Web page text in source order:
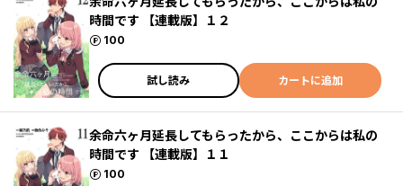
時間です 【連載版】１２
100
ポイント
試し読み カートに追加
余命六ヶ月延長してもらったから、ここからは私の
時間です 【連載版】１１
100
ポイント